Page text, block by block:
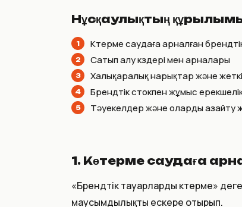
Нұсқаулықтың
Көтерме саудаға арналған
Сатып алу көздері мен арналары
Халықаралық нарықтар және
Брендтік стокпен жұмыс
Тәуекелдер және оларды азайту
1. Көтерме саудаға
«Брендтік тауарларды көтерме»
маусымдылықты ескере отырып.